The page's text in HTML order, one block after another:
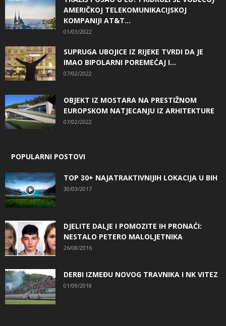
AMERIČKOJ TELEKOMUNIKACIJSKOJ
KOMPANIJI AT&T...
01/03/2022
SUPRUGA UBOJICE IZ RIJEKE TVRDI DA JE
IMAO BIPOLARNI POREMEĆAJ I...
07/02/2022
OBJEKT IZ MOSTARA NA PRESTIŽNOM
EUROPSKOM NATJECANJU IZ ARHITEKTURE
07/02/2022
POPULARNI POSTOVI
TOP 30+ NAJATRAKTIVNIJIH LOKACIJA U BIH
30/03/2017
DJELITE DALJE I POMOZITE IH PRONAĆI:
NESTALO PETERO MALOLJETNIKA
26/08/2016
DERBI IZMEĐU NOVOG TRAVNIKA I NK VITEZ
01/09/2018